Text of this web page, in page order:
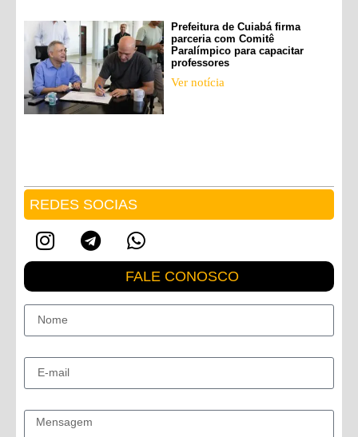
Prefeitura de Cuiabá firma
parceria com Comitê
Paralímpico para capacitar
professores
Ver notícia
REDES SOCIAS
FALE CONOSCO